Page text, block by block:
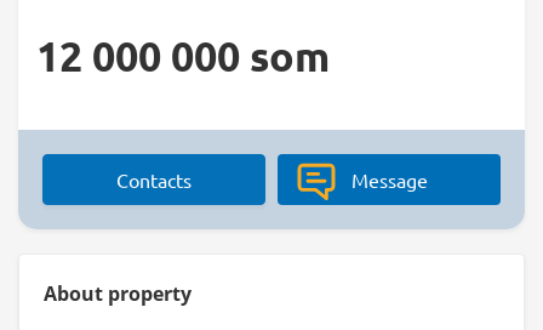
12 000 000 som
Contacts Message
About property